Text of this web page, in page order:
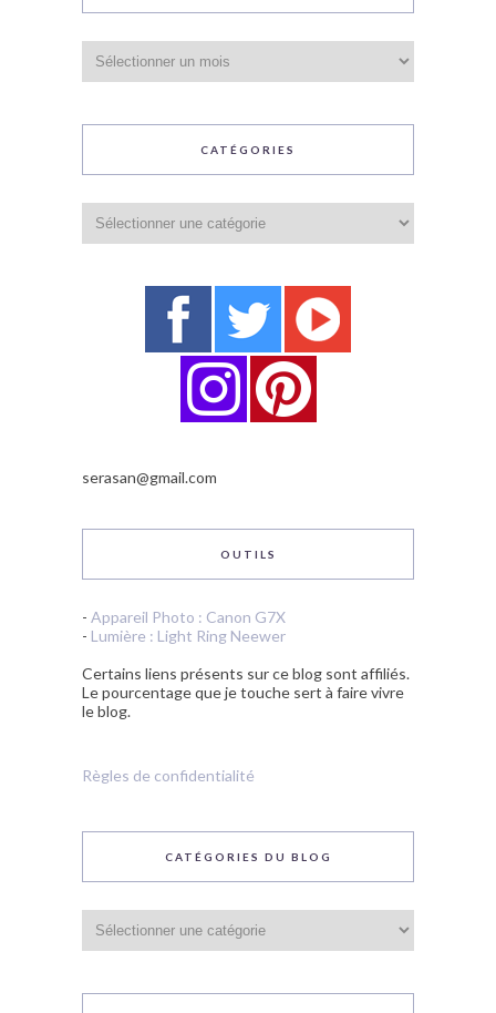
CATÉGORIES
serasan@gmail.com
OUTILS
- Appareil Photo : Canon G7X
- Lumière : Light Ring Neewer
Certains liens présents sur ce blog sont affiliés.
Le pourcentage que je touche sert à faire vivre
le blog.
Règles de confidentialité
CATÉGORIES DU BLOG
du
blog